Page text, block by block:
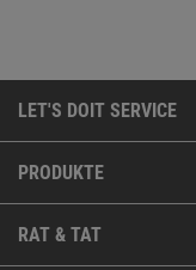
LET'S DOIT SERVICE
PRODUKTE
RAT & TAT